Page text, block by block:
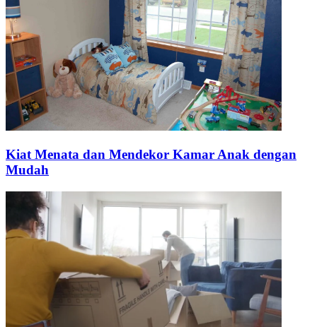
Kiat Menata dan Mendekor Kamar Anak dengan
Mudah